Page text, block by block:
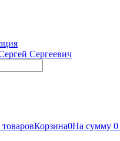
товаровКорзина0На сумму 0